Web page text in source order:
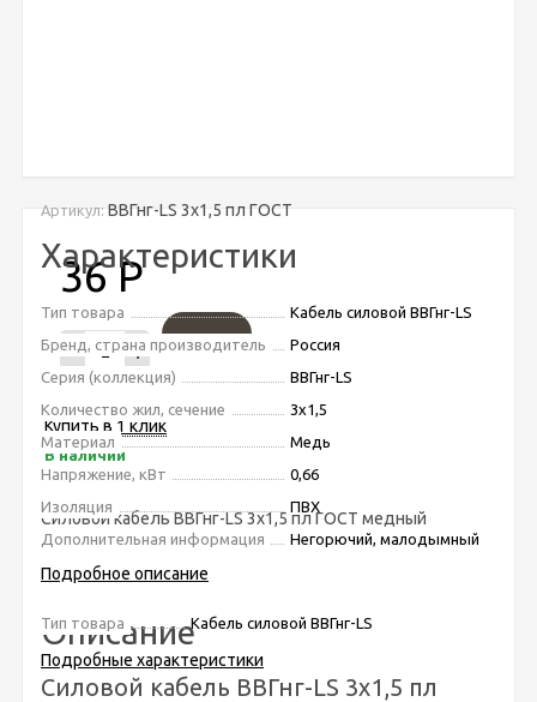
Артикул: ВВГнг-LS 3х1,5 пл ГОСТ
36Р
- +
Купить в 1 клик
В наличии
Силовой кабель ВВГнг-LS 3х1,5 пл ГОСТ медный
негорючий 0,66 кВт
Подробное описание
Тип товара Кабель силовой ВВГнг-LS
Подробные характеристики
Характеристики
Тип товара
Кабель силовой ВВГнг-LS
Бренд, страна производитель
Россия
Серия (коллекция)
ВВГнг-LS
Количество жил, сечение
3х1,5
Материал
Медь
Напряжение, кВт
0,66
Изоляция
ПВХ
Дополнительная информация
Негорючий, малодымный
Описание
Силовой кабель ВВГнг-LS 3х1,5 пл